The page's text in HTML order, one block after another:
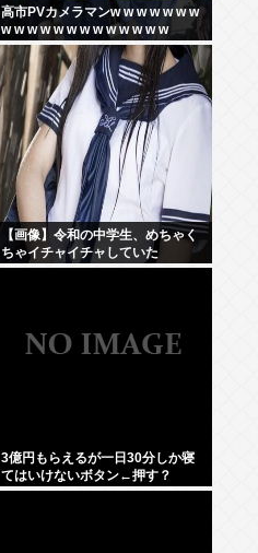
高市PVカメラマンw w w w w w w
w w w w w w w w w w w w w
【画像】令和の中学生、めちゃく
ちゃイチャイチャしていた
3億円もらえるが一日30分しか寝
てはいけないボタン←押す？